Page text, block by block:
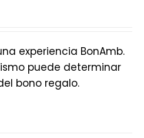
experiencia BonAmb.
puede determinar
bono regalo.